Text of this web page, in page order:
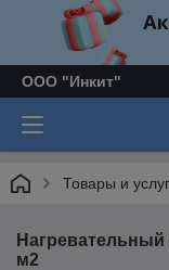
ООО "Инкит"
Товары и
Нагревательный
м2